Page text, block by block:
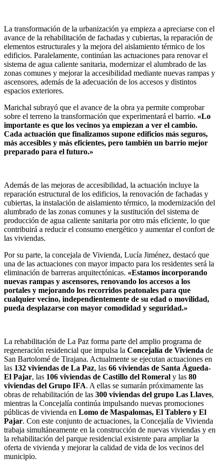
La transformación de la urbanización ya empieza a apreciarse con el
avance de la rehabilitación de fachadas y cubiertas, la reparación de
elementos estructurales y la mejora del aislamiento térmico de los
edificios. Paralelamente, continúan las actuaciones para renovar el
sistema de agua caliente sanitaria, modernizar el alumbrado de las
zonas comunes y mejorar la accesibilidad mediante nuevas rampas y
ascensores, además de la adecuación de los accesos y distintos
espacios exteriores.
Marichal subrayó que el avance de la obra ya permite comprobar
sobre el terreno la transformación que experimentará el barrio. «Lo
importante es que los vecinos ya empiezan a ver el cambio.
Cada actuación que finalizamos supone edificios más seguros,
más accesibles y más eficientes, pero también un barrio mejor
preparado para el futuro.»
Además de las mejoras de accesibilidad, la actuación incluye la
reparación estructural de los edificios, la renovación de fachadas y
cubiertas, la instalación de aislamiento térmico, la modernización del
alumbrado de las zonas comunes y la sustitución del sistema de
producción de agua caliente sanitaria por otro más eficiente, lo que
contribuirá a reducir el consumo energético y aumentar el confort de
las viviendas.
Por su parte, la concejala de Vivienda, Lucía Jiménez, destacó que
una de las actuaciones con mayor impacto para los residentes será la
eliminación de barreras arquitectónicas. «Estamos incorporando
nuevas rampas y ascensores, renovando los accesos a los
portales y mejorando los recorridos peatonales para que
cualquier vecino, independientemente de su edad o movilidad,
pueda desplazarse con mayor comodidad y seguridad.»
La rehabilitación de La Paz forma parte del amplio programa de
regeneración residencial que impulsa la Concejalía de Vivienda de
San Bartolomé de Tirajana. Actualmente se ejecutan actuaciones en
las 132 viviendas de La Paz, las 66 viviendas de Santa Águeda-
El Pajar, las 106 viviendas de Castillo del Romeral y las 80
viviendas del Grupo IFA. A ellas se sumarán próximamente las
obras de rehabilitación de las 300 viviendas del grupo Las Llaves,
mientras la Concejalía continúa impulsando nuevas promociones
públicas de vivienda en Lomo de Maspalomas, El Tablero y El
Pajar. Con este conjunto de actuaciones, la Concejalía de Vivienda
trabaja simultáneamente en la construcción de nuevas viviendas y en
la rehabilitación del parque residencial existente para ampliar la
oferta de vivienda y mejorar la calidad de vida de los vecinos del
municipio.